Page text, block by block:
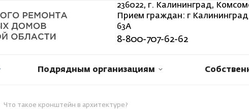
236022, г. Калининград,
Прием граждан: г
63А
8-800-707-62-62
Подрядным организациям
Что такое кронштейн в архитектуре?